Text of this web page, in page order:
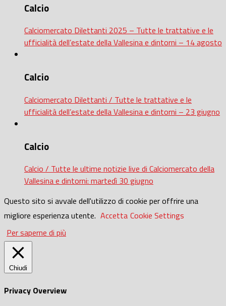
Calcio
Calciomercato Dilettanti 2025 – Tutte le trattative e le
ufficialità dell’estate della Vallesina e dintorni – 14 agosto
Calcio
Calciomercato Dilettanti / Tutte le trattative e le
ufficialità dell’estate della Vallesina e dintorni – 23 giugno
Calcio
Calcio / Tutte le ultime notizie live di Calciomercato della
Vallesina e dintorni: martedì 30 giugno
Questo sito si avvale dell'utilizzo di cookie per offrire una
migliore esperienza utente. Accetta Cookie Settings
Per saperne di più
Chiudi
Privacy Overview